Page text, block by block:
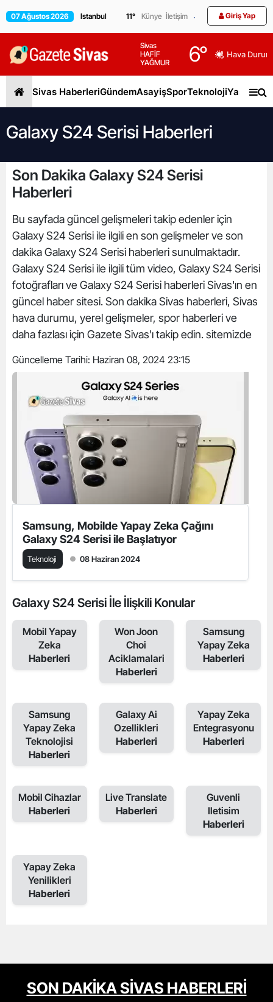
07 Ağustos 2026 11° Künye İletişim Giriş Yap
Sivas
HAFİF
YAĞMUR
6° Hava
Sivas HaberleriGündemAsayişSporTeknolojiYaşam
Galaxy S24 Serisi Haberleri
Son Dakika Galaxy S24 Serisi
Haberleri
Bu sayfada güncel gelişmeleri takip edenler için
Galaxy S24 Serisi ile ilgili en son gelişmeler ve son
dakika Galaxy S24 Serisi haberleri sunulmaktadır.
Galaxy S24 Serisi ile ilgili tüm video, Galaxy S24 Serisi
fotoğrafları ve Galaxy S24 Serisi haberleri Sivas'ın en
güncel haber sitesi. Son dakika Sivas haberleri, Sivas
hava durumu, yerel gelişmeler, spor haberleri ve
daha fazlası için Gazete Sivas'ı takip edin. sitemizde
Güncelleme Tarihi: Haziran 08, 2024 23:15
Samsung, Mobilde Yapay Zeka Çağını
Galaxy S24 Serisi ile Başlatıyor
Teknoloji 08 Haziran 2024
Galaxy S24 Serisi İle İlişkili Konular
Mobil Yapay
Zeka
Haberleri
Won Joon
Choi
Aciklamalari
Haberleri
Samsung
Yapay Zeka
Haberleri
Samsung
Yapay Zeka
Teknolojisi
Haberleri
Galaxy Ai
Ozellikleri
Haberleri
Yapay Zeka
Entegrasyonu
Haberleri
Mobil Cihazlar
Haberleri
Live Translate
Haberleri
Guvenli
Iletisim
Haberleri
Yapay Zeka
Yenilikleri
Haberleri
SON DAKİKA SİVAS HABERLERİ